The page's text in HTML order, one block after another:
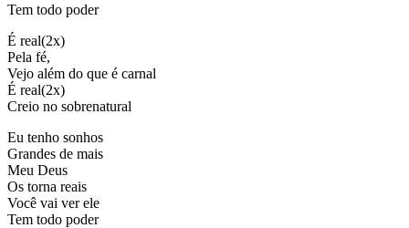
Tem todo poder
É real(2x)
Pela fé,
Vejo além do que é carnal
É real(2x)
Creio no sobrenatural
Eu tenho sonhos
Grandes de mais
Meu Deus
Os torna reais
Você vai ver ele
Tem todo poder